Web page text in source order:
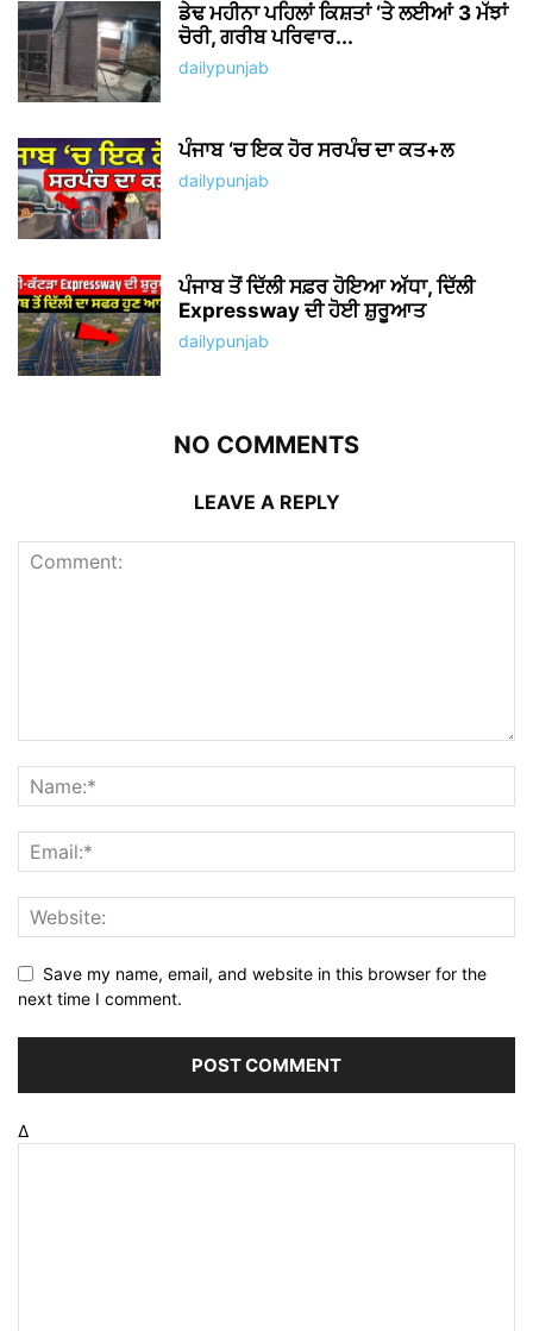
ਡੇਢ ਮਹੀਨਾ ਪਹਿਲਾਂ ਕਿਸ਼ਤਾਂ ‘ਤੇ ਲਈਆਂ 3 ਮੱਝਾਂ
ਚੋਰੀ, ਗਰੀਬ ਪਰਿਵਾਰ...
dailypunjab
ਪੰਜਾਬ ‘ਚ ਇਕ ਹੋਰ ਸਰਪੰਚ ਦਾ ਕਤ+ਲ
dailypunjab
ਪੰਜਾਬ ਤੋਂ ਦਿੱਲੀ ਸਫ਼ਰ ਹੋਇਆ ਅੱਧਾ, ਦਿੱਲੀ
Expressway ਦੀ ਹੋਈ ਸ਼ੁਰੂਆਤ
dailypunjab
NO COMMENTS
LEAVE A REPLY
Save my name, email, and website in this browser for the
next time I comment.
Δ